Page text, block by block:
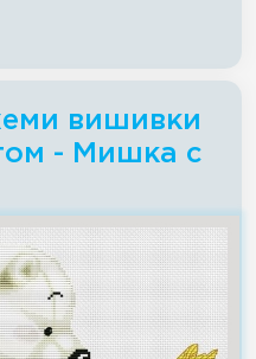
вишивки
- Мишка с